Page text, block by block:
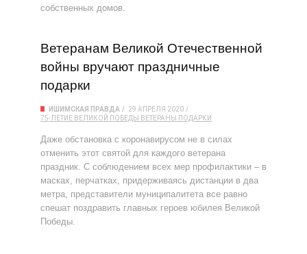
собственных домов.
Ветеранам Великой Отечественной
войны вручают праздничные
подарки
ИШИМСКАЯ ПРАВДА
29 АПРЕЛЯ 2020
75-ЛЕТИЕ ВЕЛИКОЙ ПОБЕДЫ
ВЕТЕРАНЫ ПОДАРКИ
Даже обстановка с коронавирусом не в силах
отменить этот святой для каждого ветерана
праздник. С соблюдением всех мер профилактики – в
масках, перчатках, придерживаясь дистанции в два
метра, представители муниципалитета все равно
спешат поздравить главных героев юбилея Великой
Победы.